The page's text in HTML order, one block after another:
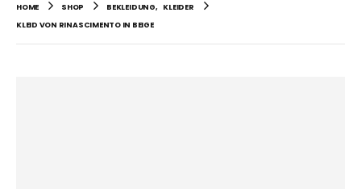
HOME SHOP BEKLEIDUNG, KLEIDER
KLEID VON RINASCIMENTO IN BEIGE